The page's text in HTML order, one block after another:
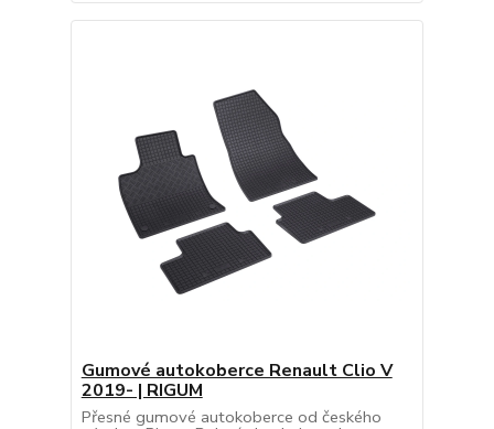
Gumové autokoberce Renault Clio V
2019- | RIGUM
Přesné gumové autokoberce od českého